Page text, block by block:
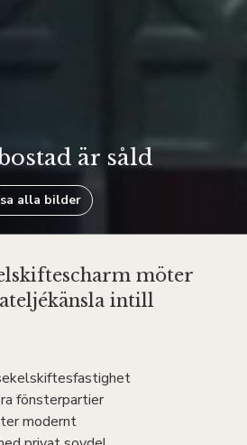
är såld
alla bilder
möter
intill
fönsterpartier
modernt